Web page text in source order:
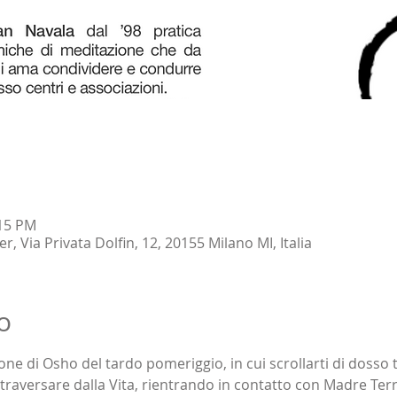
PM
Via Privata Dolfin, 12, 20155 Milano MI, Italia
di Osho del tardo pomeriggio, in cui scrollarti di
dalla Vita, rientrando in contatto con Madre